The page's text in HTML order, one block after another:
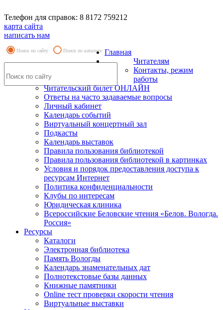
Телефон для справок: 8 8172 759212
карта сайта
написать нам
Поиск по сайту Поиск по каталогу Главная
Читателям
Контакты, режим
работы
Читательский билет ОНЛАЙН
Ответы на часто задаваемые вопросы
Личный кабинет
Календарь событий
Виртуальный концертный зал
Подкасты
Календарь выставок
Правила пользования библиотекой
Правила пользования библиотекой в картинках
Условия и порядок предоставления доступа к
ресурсам Интернет
Политика конфиденциальности
Клубы по интересам
Юридическая клиника
Всероссийские Беловские чтения «Белов. Вологда.
Россия»
Ресурсы
Каталоги
Электронная библиотека
Память Вологды
Календарь знаменательных дат
Полнотекстовые базы данных
Книжные памятники
Online тест проверки скорости чтения
Виртуальные выставки